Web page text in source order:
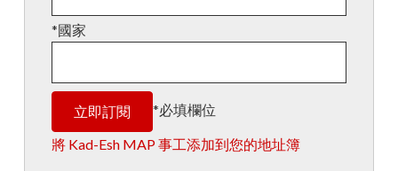
*國家
*必填欄位
將 Kad-Esh MAP 事工添加到您的地址簿